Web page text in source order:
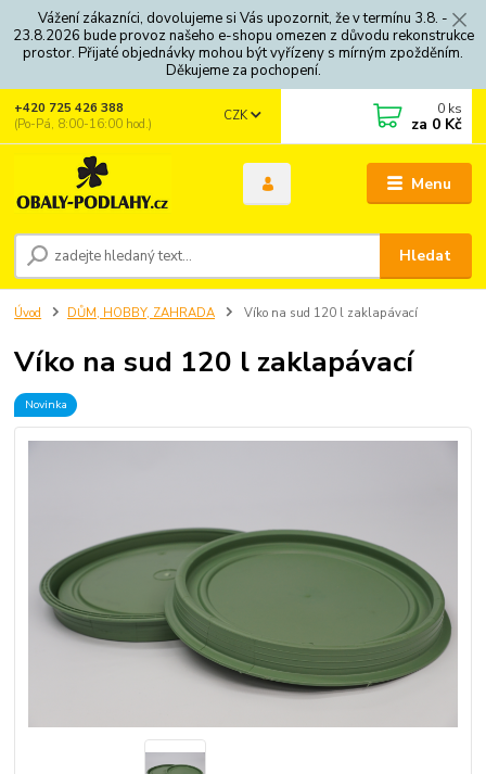
Vážení zákazníci, dovolujeme si Vás upozornit, že v termínu 3.8. -
23.8.2026 bude provoz našeho e-shopu omezen z důvodu rekonstrukce
prostor. Přijaté objednávky mohou být vyřízeny s mírným zpožděním.
Děkujeme za pochopení.
Menu
CZK
Hledat
+420 725 426 388
(Po-Pá, 8:00-16:00 hod.)
0 ks
za 0 Kč
Úvod DŮM, HOBBY, ZAHRADA Víko na sud 120 l zaklapávací
Víko na sud 120 l zaklapávací
Novinka